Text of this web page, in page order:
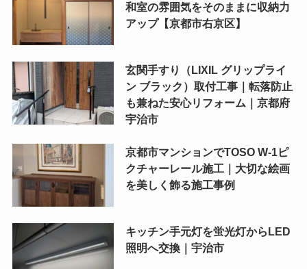
和室の雰囲気をそのままに収納力
アップ【京都市右京区】
玄関手すり（LIXIL グリップライ
ン ブラック）取付工事｜転落防止
も兼ねた安心リフォーム｜京都府
宇治市
京都市マンションでTOSO W-1ピ
クチャーレール施工｜大切な絵画
を美しく飾る施工事例
キッチン手元灯を蛍光灯からLED
照明へ交換｜宇治市